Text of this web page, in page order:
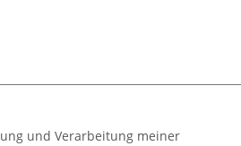
und Verarbeitung meiner